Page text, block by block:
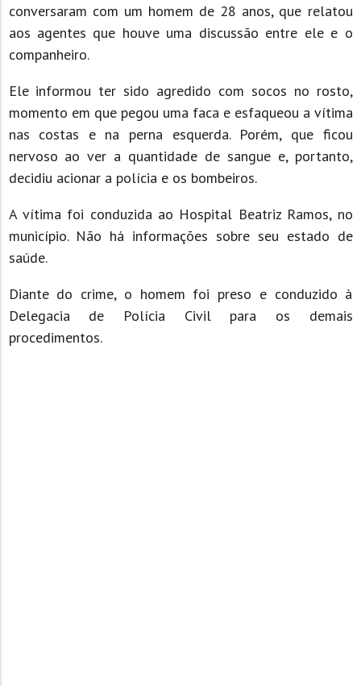
conversaram com um homem de 28 anos, que relatou
aos agentes que houve uma discussão entre ele e o
companheiro.
Ele informou ter sido agredido com socos no rosto,
momento em que pegou uma faca e esfaqueou a vítima
nas costas e na perna esquerda. Porém, que ficou
nervoso ao ver a quantidade de sangue e, portanto,
decidiu acionar a polícia e os bombeiros.
A vítima foi conduzida ao Hospital Beatriz Ramos, no
município. Não há informações sobre seu estado de
saúde.
Diante do crime, o homem foi preso e conduzido à
Delegacia de Polícia Civil para os demais
procedimentos.